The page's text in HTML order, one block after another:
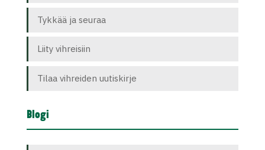
Tykkää ja seuraa
Liity vihreisiin
Tilaa vihreiden uutiskirje
Blogi